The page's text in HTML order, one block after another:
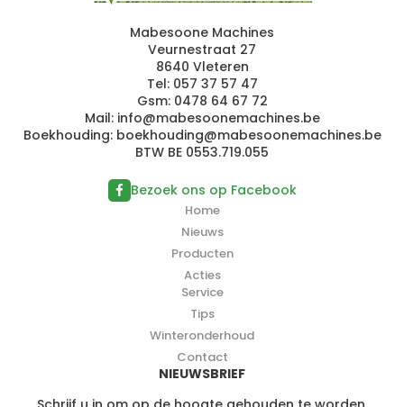
Mabesoone Machines
Veurnestraat 27
8640 Vleteren
Tel: 057 37 57 47
Gsm: 0478 64 67 72
Mail: info@mabesoonemachines.be
Boekhouding: boekhouding@mabesoonemachines.be
BTW BE 0553.719.055
Bezoek ons op Facebook
Home
Nieuws
Producten
Acties
Service
Tips
Winteronderhoud
Contact
NIEUWSBRIEF